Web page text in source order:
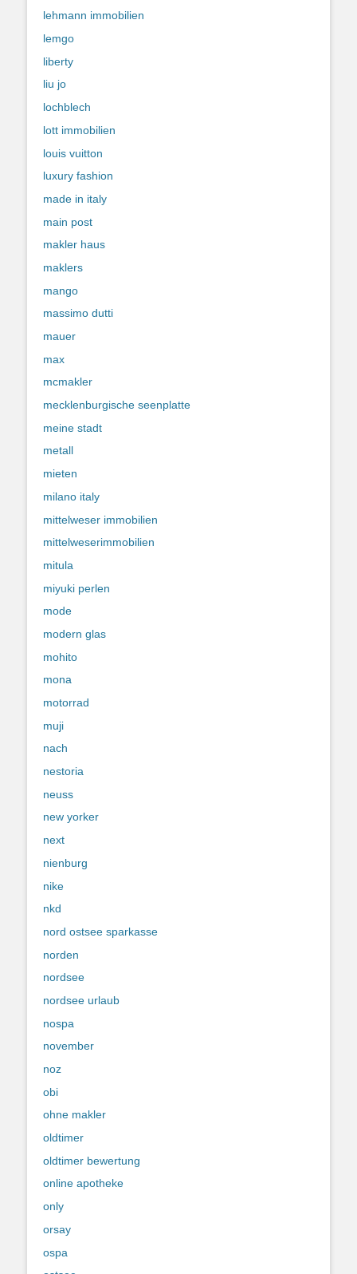
lehmann immobilien
lemgo
liberty
liu jo
lochblech
lott immobilien
louis vuitton
luxury fashion
made in italy
main post
makler haus
maklers
mango
massimo dutti
mauer
max
mcmakler
mecklenburgische seenplatte
meine stadt
metall
mieten
milano italy
mittelweser immobilien
mittelweserimmobilien
mitula
miyuki perlen
mode
modern glas
mohito
mona
motorrad
muji
nach
nestoria
neuss
new yorker
next
nienburg
nike
nkd
nord ostsee sparkasse
norden
nordsee
nordsee urlaub
nospa
november
noz
obi
ohne makler
oldtimer
oldtimer bewertung
online apotheke
only
orsay
ospa